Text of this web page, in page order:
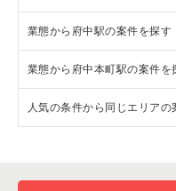
東京都下のフランス料理の
東京都下のイタリア料理の
東京都下の中華の居抜き売
東京都下の寿司の居抜き
府中市のフランス料理の居
府中市の中華の居抜き売却
府中市の焼肉の居抜き売却
府中市のカフェの居抜き
業態から府中駅の案件を探す
府中駅のフランス料理の居
府中駅の焼肉の居抜き売却
府中駅のカラオケ・パブ
業態から府中本町駅の案件を
府中本町駅のフランス料理
府中本町駅のカラオケ・
人気の条件から同じエリアの
府中市の1階の飲食店の居